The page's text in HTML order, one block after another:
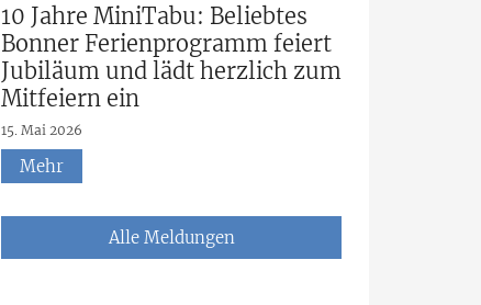
10 Jahre MiniTabu: Beliebtes
Bonner Ferienprogramm feiert
Jubiläum und lädt herzlich zum
Mitfeiern ein
15. Mai 2026
Mehr
Alle Meldungen